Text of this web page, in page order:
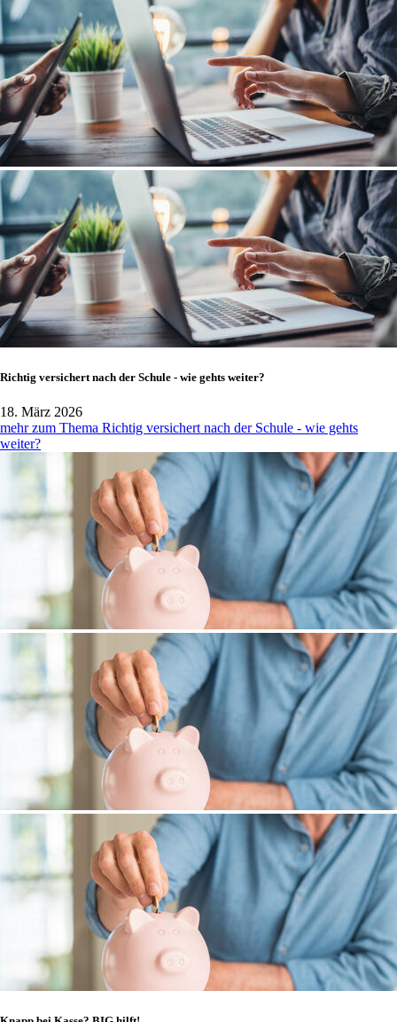
Richtig versichert nach der Schule - wie gehts weiter?
18. März 2026
mehr zum Thema Richtig versichert nach der Schule - wie gehts
weiter?